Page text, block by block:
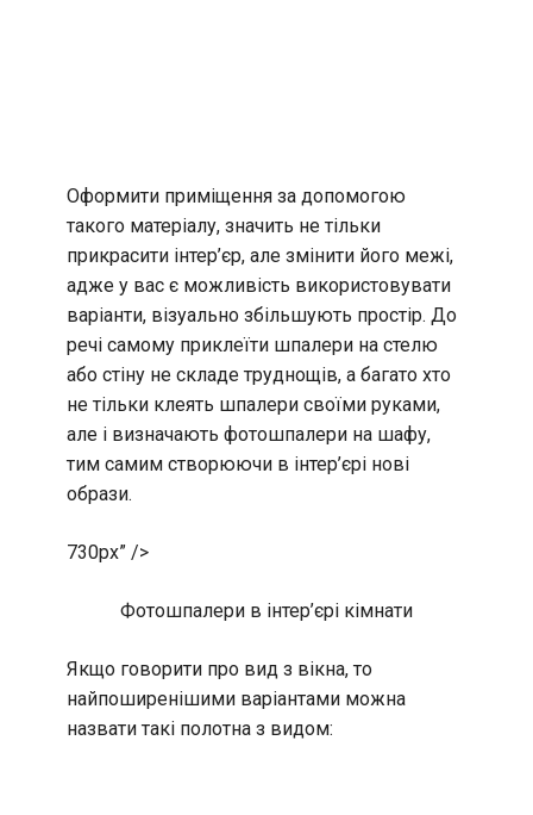
Оформити приміщення за допомогою
такого матеріалу, значить не тільки
прикрасити інтер’єр, але змінити його межі,
адже у вас є можливість використовувати
варіанти, візуально збільшують простір. До
речі самому приклеїти шпалери на стелю
або стіну не складе труднощів, а багато хто
не тільки клеять шпалери своїми руками,
але і визначають фотошпалери на шафу,
тим самим створюючи в інтер’єрі нові
образи.
730px” />
Фотошпалери в інтер’єрі кімнати
Якщо говорити про вид з вікна, то
найпоширенішими варіантами можна
назвати такі полотна з видом: